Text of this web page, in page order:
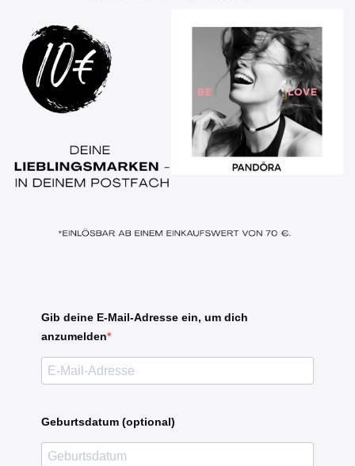
Gib deine E-Mail-Adresse ein, um dich
anzumelden
Geburtsdatum (optional)